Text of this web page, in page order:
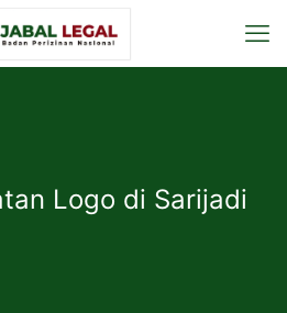
Logo di Sarijadi